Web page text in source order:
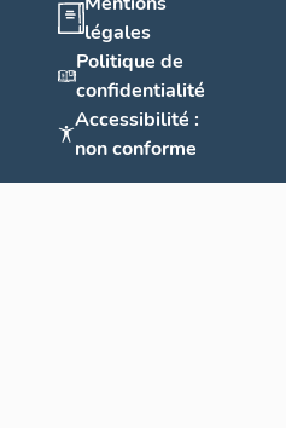
légales
Politique de
confidentialité
Accessibilité :
non conforme